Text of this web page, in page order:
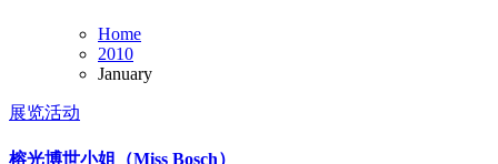
Home
2010
January
展览活动
榕光博世小姐（Miss Bosch）